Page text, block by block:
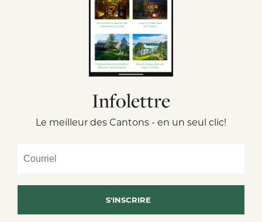
Infolettre
Le meilleur des Cantons - en un seul clic!